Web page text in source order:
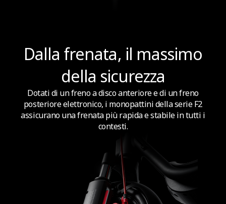
Dalla frenata, il massimo
della sicurezza
Dotati di un freno a disco anteriore e di un freno
posteriore elettronico, i monopattini della serie F2
assicurano una frenata più rapida e stabile in tutti i
contesti.